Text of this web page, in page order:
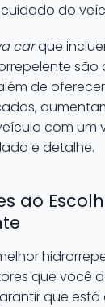
do
carque
são
de
com um
e detalhe.
ao
que você
que está